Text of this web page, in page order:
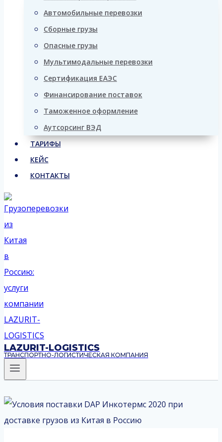
Автомобильные перевозки
Сборные грузы
Опасные грузы
Мультимодальные перевозки
Сертификация ЕАЭС
Финансирование поставок
Таможенное оформление
Аутсорсинг ВЭД
ТАРИФЫ
КЕЙС
КОНТАКТЫ
LAZURIT-LOGISTICS
ТРАНСПОРТНО-ЛОГИСТИЧЕСКАЯ КОМПАНИЯ